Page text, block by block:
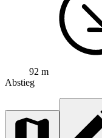
92 m
Abstieg